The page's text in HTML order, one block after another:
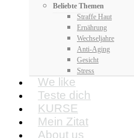
Beliebte Themen
Straffe Haut
Ernährung
Wechseljahre
Anti-Aging
Gesicht
Stress
We like
Teste dich
KURSE
Mein Zitat
About us